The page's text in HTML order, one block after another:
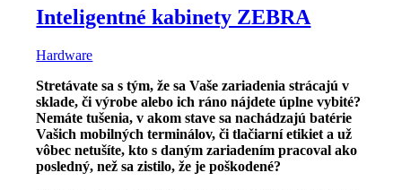
Inteligentné kabinety ZEBRA
Hardware
Stretávate sa s tým, že sa Vaše zariadenia strácajú v
sklade, či výrobe alebo ich ráno nájdete úplne vybité?
Nemáte tušenia, v akom stave sa nachádzajú batérie
Vašich mobilných terminálov, či tlačiarní etikiet a už
vôbec netušíte, kto s daným zariadením pracoval ako
posledný, než sa zistilo, že je poškodené?